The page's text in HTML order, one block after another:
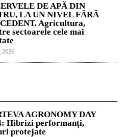
DE APĂ DIN
LA UN NIVEL FĂRĂ
Agricultura,
sectoarele cele mai
2026
AGRONOMY DAY
Hibrizi performanți,
protejate